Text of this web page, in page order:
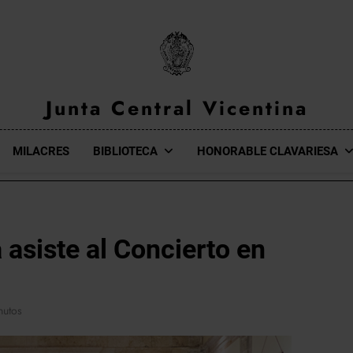
Junta Central Vicentina
Web Oficial De La Junta Central Vicentina De Valencia
MILACRES BIBLIOTECA HONORABLE CLAVARIESA
al Concierto en